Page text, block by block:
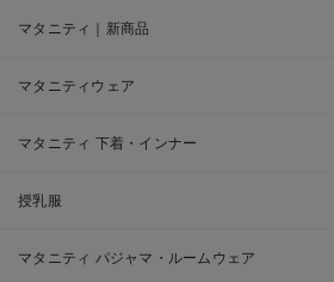
マタニティ｜新商品
マタニティウェア
マタニティ 下着・インナー
授乳服
マタニティ パジャマ・ルームウェア